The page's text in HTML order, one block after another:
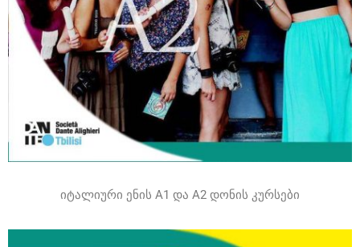
იტალიური ენის A1 და A2 დონის კურსები